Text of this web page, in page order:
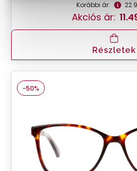
Korábbi ár:
Akciós ár:
Részletek
-50%